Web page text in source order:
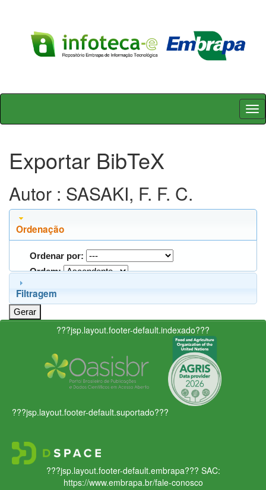
Skip
Exportar BibTeX
Autor : SASAKI, F. F. C.
Ordenação
Ordenar por:
Ordem:
Filtragem
???jsp.layout.footer-default.indexado???
???jsp.layout.footer-default.suportado???
???jsp.layout.footer-default.embrapa??? SAC:
https://www.embrapa.br/fale-conosco